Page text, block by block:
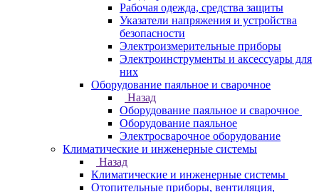
Рабочая одежда, средства защиты
Указатели напряжения и устройства
безопасности
Электроизмерительные приборы
Электроинструменты и аксессуары для
них
Оборудование паяльное и сварочное
Назад
Оборудование паяльное и сварочное
Оборудование паяльное
Электросварочное оборудование
Климатические и инженерные системы
Назад
Климатические и инженерные системы
Отопительные приборы, вентиляция,